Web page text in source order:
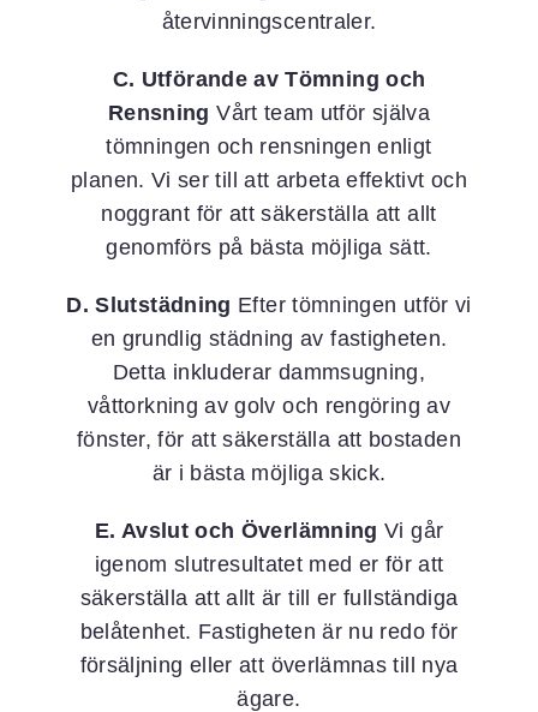
återvinningscentraler.
C. Utförande av Tömning och
Rensning Vårt team utför själva
tömningen och rensningen enligt
planen. Vi ser till att arbeta effektivt och
noggrant för att säkerställa att allt
genomförs på bästa möjliga sätt.
D. Slutstädning Efter tömningen utför vi
en grundlig städning av fastigheten.
Detta inkluderar dammsugning,
våttorkning av golv och rengöring av
fönster, för att säkerställa att bostaden
är i bästa möjliga skick.
E. Avslut och Överlämning Vi går
igenom slutresultatet med er för att
säkerställa att allt är till er fullständiga
belåtenhet. Fastigheten är nu redo för
försäljning eller att överlämnas till nya
ägare.